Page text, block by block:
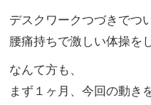
デスクワークつづきでつ
腰痛持ちで激しい体操を
なんて方も、
まず１ヶ月、今回の動